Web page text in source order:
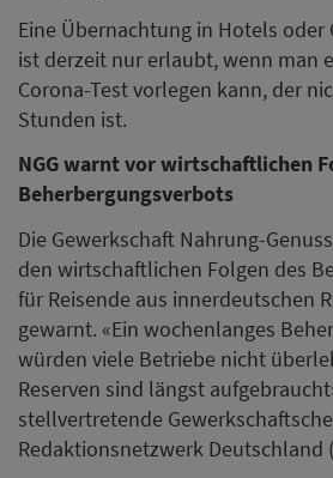
Eine Übernachtung in Hotels
ist derzeit nur erlaubt, wenn man
Corona-Test vorlegen kann, der
Stunden ist.
NGG warnt vor wirtschaftlichen
Beherbergungsverbots
Die Gewerkschaft Nahrung-
den wirtschaftlichen Folgen des
für Reisende aus innerdeutschen
gewarnt. «Ein wochenlanges
würden viele Betriebe nicht
Reserven sind längst
stellvertretende
Redaktionsnetzwerk Deutschland